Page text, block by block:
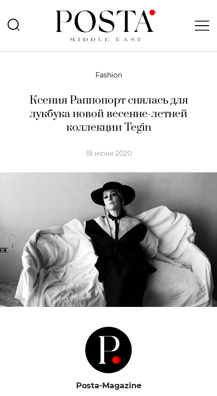
Fashion
Ксения Раппопорт снялась для
лукбука новой весенне-летней
коллекции Tegin
18 июня 2020
Posta-Magazine